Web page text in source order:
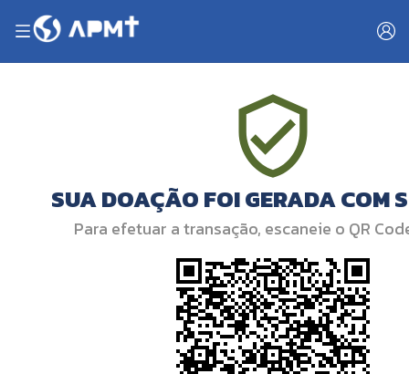
SUA DOAÇÃO FOI GERADA COM
Para efetuar a transação, escaneie o QR